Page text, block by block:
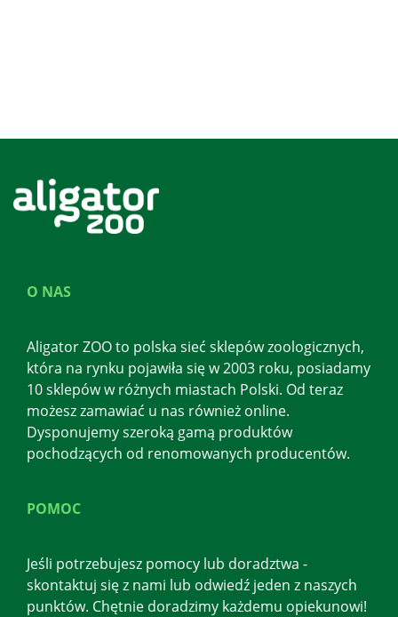
O NAS
Aligator ZOO to polska sieć sklepów zoologicznych,
która na rynku pojawiła się w 2003 roku, posiadamy
10 sklepów w różnych miastach Polski. Od teraz
możesz zamawiać u nas również online.
Dysponujemy szeroką gamą produktów
pochodzących od renomowanych producentów.
POMOC
Jeśli potrzebujesz pomocy lub doradztwa -
skontaktuj się z nami lub odwiedź jeden z naszych
punktów. Chętnie doradzimy każdemu opiekunowi!